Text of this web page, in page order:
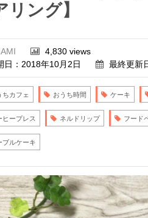
リング】
4,830 views
日：2018年10月2日
最終更新
ちカフェ おうち時間 ケーキ
ヒープレス ネルドリップ フード
ブルケーキ